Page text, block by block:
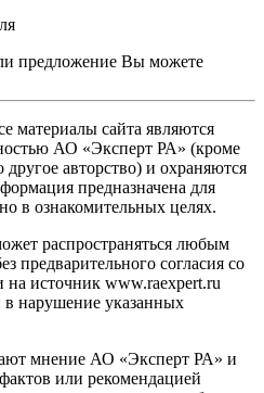
предложение Вы можете
материалы сайта являются
АО «Эксперт РА» (кроме
другое авторство) и охраняются
предназначена для
в ознакомительных целях.
распространяться любым
предварительного согласия со
источник www.raexpert.ru
нарушение указанных
мнение АО «Эксперт РА» и
или рекомендацией